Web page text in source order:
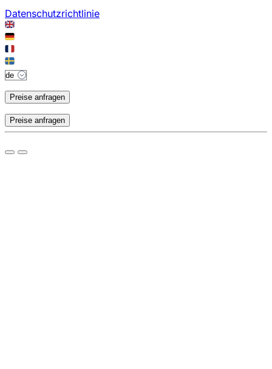
Datenschutzrichtlinie
Preise anfragen
Preise anfragen